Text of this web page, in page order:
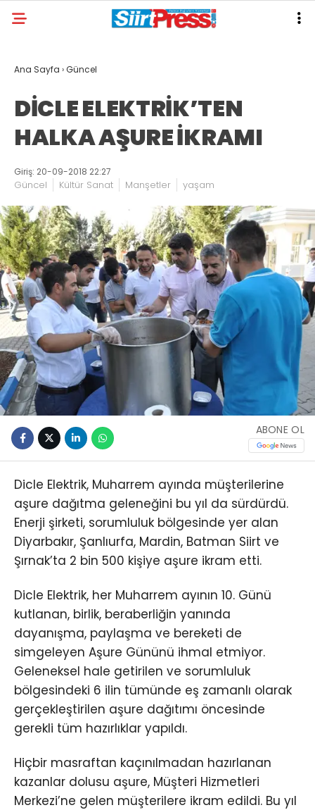
Ana Sayfa ›Güncel
DİCLE ELEKTRİK’TEN
HALKA AŞURE İKRAMI
Giriş: 20-09-2018 22:27
Güncel Kültür Sanat Manşetler yaşam
ABONE OL
Dicle Elektrik, Muharrem ayında müşterilerine
aşure dağıtma geleneğini bu yıl da sürdürdü.
Enerji şirketi, sorumluluk bölgesinde yer alan
Diyarbakır, Şanlıurfa, Mardin, Batman Siirt ve
Şırnak’ta 2 bin 500 kişiye aşure ikram etti.
Dicle Elektrik, her Muharrem ayının 10. Günü
kutlanan, birlik, beraberliğin yanında
dayanışma, paylaşma ve bereketi de
simgeleyen Aşure Gününü ihmal etmiyor.
Geleneksel hale getirilen ve sorumluluk
bölgesindeki 6 ilin tümünde eş zamanlı olarak
gerçekleştirilen aşure dağıtımı öncesinde
gerekli tüm hazırlıklar yapıldı.
Hiçbir masraftan kaçınılmadan hazırlanan
kazanlar dolusu aşure, Müşteri Hizmetleri
Merkezi’ne gelen müşterilere ikram edildi. Bu yıl